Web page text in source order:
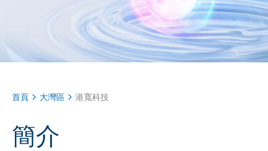
首頁 大灣區 港寬科技
簡介